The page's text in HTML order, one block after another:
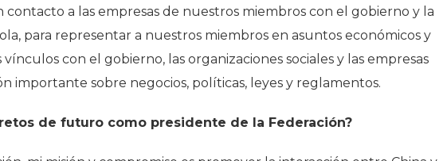
contacto a las empresas de nuestros miembros con el gobierno y la
para representar a nuestros miembros en asuntos económicos y
con el gobierno, las organizaciones sociales y las empresas
importante sobre negocios, políticas, leyes y reglamentos.
de futuro como presidente de la Federación?